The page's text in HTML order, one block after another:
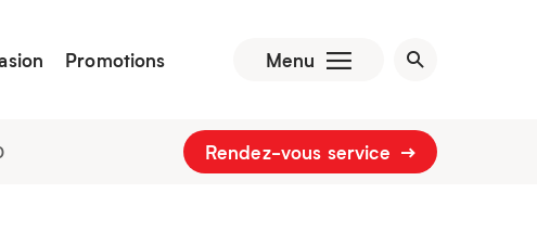
Promotions Menu
Rendez-vous service